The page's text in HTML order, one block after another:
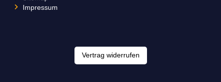
Impressum
Vertrag widerrufen